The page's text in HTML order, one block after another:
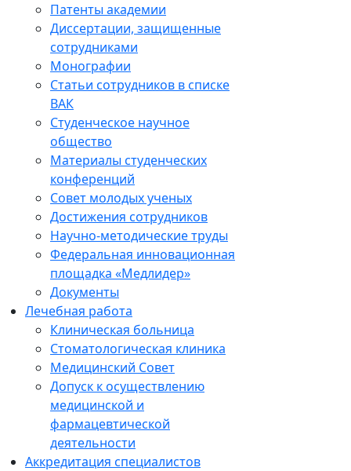
Патенты академии
Диссертации, защищенные
сотрудниками
Монографии
Статьи сотрудников в списке
ВАК
Студенческое научное
общество
Материалы студенческих
конференций
Совет молодых ученых
Достижения сотрудников
Научно-методические труды
Федеральная инновационная
площадка «Медлидер»
Документы
Лечебная работа
Клиническая больница
Стоматологическая клиника
Медицинский Совет
Допуск к осуществлению
медицинской и
фармацевтической
деятельности
Аккредитация специалистов